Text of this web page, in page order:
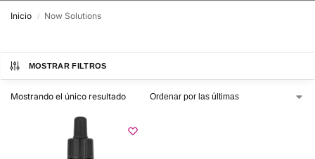
Inicio / Now Solutions
MOSTRAR FILTROS
Mostrando el único resultado